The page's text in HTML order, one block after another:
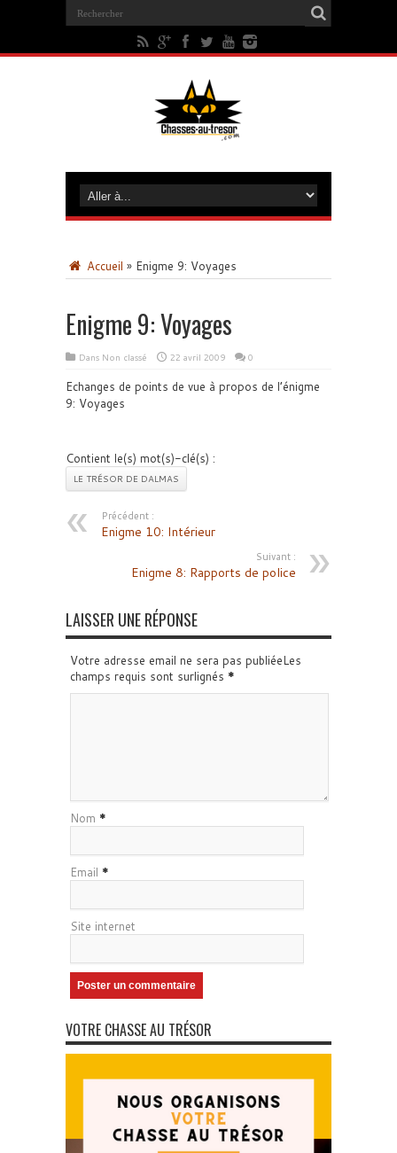
Accueil » Enigme 9: Voyages
Enigme 9: Voyages
Dans Non classé 22 avril 2009 0
Echanges de points de vue à propos de l’énigme
9: Voyages
Contient le(s) mot(s)-clé(s) :
LE TRÉSOR DE DALMAS
Précédent :
Enigme 10: Intérieur
Suivant :
Enigme 8: Rapports de police
LAISSER UNE RÉPONSE
Votre adresse email ne sera pas publiéeLes
champs requis sont surlignés *
Nom *
Email *
Site internet
VOTRE CHASSE AU TRÉSOR